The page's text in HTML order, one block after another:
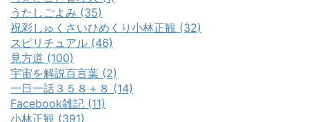
うたしごよみ (35)
祝彩しゅくさいひめくり小林正観 (32)
スピリチュアル (46)
見方道 (100)
宇宙を解説百言葉 (2)
一日一話３５８＋８ (14)
Facebook雑記 (11)
小林正観 (391)